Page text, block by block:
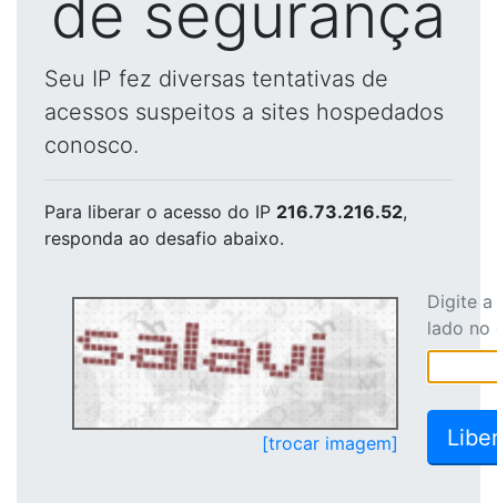
de segurança
Seu IP fez diversas tentativas de
acessos suspeitos a sites hospedados
conosco.
Para liberar o acesso do IP 216.73.216.52,
responda ao desafio abaixo.
[trocar imagem]
Digite
lado no